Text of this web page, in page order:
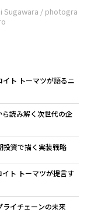
Sugawara / photogra
イト トーマツが語るニ
読み解く次世代の企
投資で描く実装戦略
イト トーマツが提言す
ライチェーンの未来